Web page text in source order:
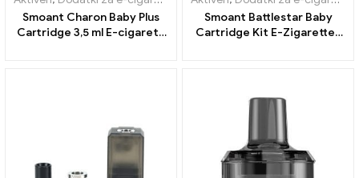
Smoant Charon Baby Plus
Cartridge 3,5 ml E-cigarete
Smoant Battlestar Baby
Cartridge Kit E-Zigaretten